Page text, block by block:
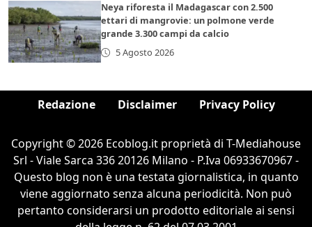
Neya riforesta il Madagascar con 2.500
ettari di mangrovie: un polmone verde
grande 3.300 campi da calcio
5 Agosto 2026
Redazione Disclaimer Privacy Policy
Copyright © 2026 Ecoblog.it proprietà di T-Mediahouse
Srl - Viale Sarca 336 20126 Milano - P.Iva 06933670967 -
Questo blog non è una testata giornalistica, in quanto
viene aggiornato senza alcuna periodicità. Non può
pertanto considerarsi un prodotto editoriale ai sensi